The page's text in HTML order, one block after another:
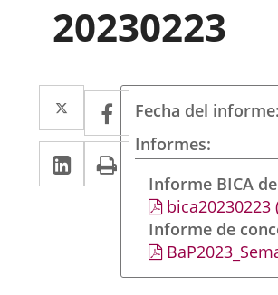
20230223
Twitter
Enlace
a
una
aplicación
externa.
Facebook
Enlace
a
una
aplicación
externa.
LinkedIn
Enlace
a
aplicación
externa.
Imprimir
Fecha del informe
Informes
Informe BICA
bica20230223
Informe de